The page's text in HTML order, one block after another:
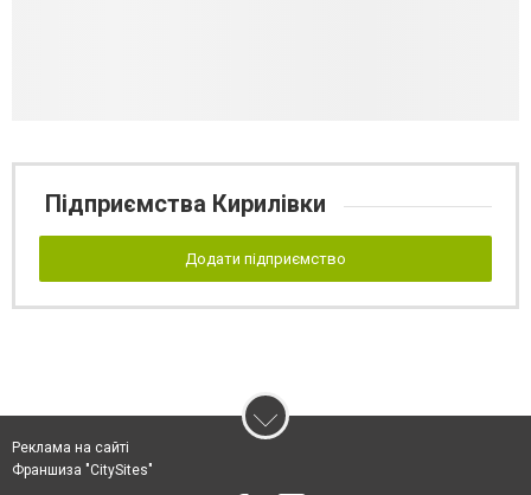
Підприємства Кирилівки
Додати підприємство
Реклама на сайті
Франшиза "CitySites"